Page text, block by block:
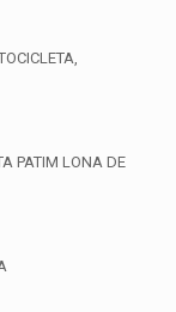
PATIM LONA DE